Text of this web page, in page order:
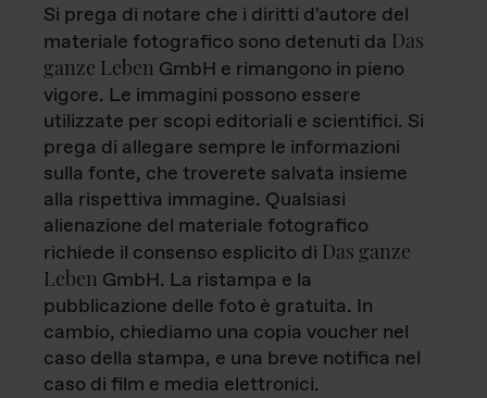
Si prega di notare che i diritti d'autore del
materiale fotografico sono detenuti da Das
ganze Leben GmbH e rimangono in pieno
vigore. Le immagini possono essere
utilizzate per scopi editoriali e scientifici. Si
prega di allegare sempre le informazioni
sulla fonte, che troverete salvata insieme
alla rispettiva immagine. Qualsiasi
alienazione del materiale fotografico
richiede il consenso esplicito di Das ganze
Leben GmbH. La ristampa e la
pubblicazione delle foto è gratuita. In
cambio, chiediamo una copia voucher nel
caso della stampa, e una breve notifica nel
caso di film e media elettronici.